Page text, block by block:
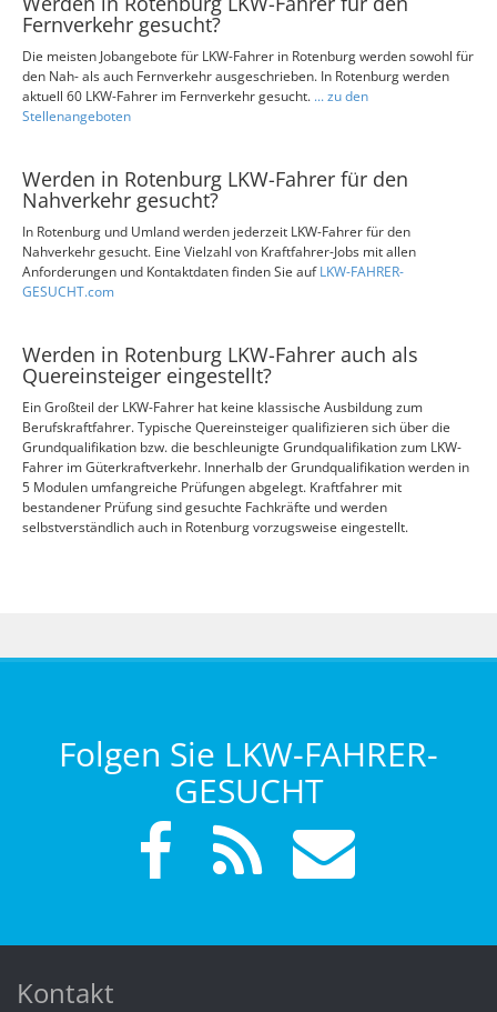
Fernverkehr gesucht?
Die meisten Jobangebote für LKW-Fahrer in Rotenburg werden sowohl für
den Nah- als auch Fernverkehr ausgeschrieben. In Rotenburg werden
aktuell 60 LKW-Fahrer im Fernverkehr gesucht. ... zu den
Stellenangeboten
Werden in Rotenburg LKW-Fahrer für den
Nahverkehr gesucht?
In Rotenburg und Umland werden jederzeit LKW-Fahrer für den
Nahverkehr gesucht. Eine Vielzahl von Kraftfahrer-Jobs mit allen
Anforderungen und Kontaktdaten finden Sie aufLKW-FAHRER-
GESUCHT.com
Werden in Rotenburg LKW-Fahrer auch als
Quereinsteiger eingestellt?
Ein Großteil der LKW-Fahrer hat keine klassische Ausbildung zum
Berufskraftfahrer. Typische Quereinsteiger qualifizieren sich über die
Grundqualifikation bzw. die beschleunigte Grundqualifikation zum LKW-
Fahrer im Güterkraftverkehr. Innerhalb der Grundqualifikation werden in
5 Modulen umfangreiche Prüfungen abgelegt. Kraftfahrer mit
bestandener Prüfung sind gesuchte Fachkräfte und werden
selbstverständlich auch in Rotenburg vorzugsweise eingestellt.
Folgen Sie LKW-FAHRER-
GESUCHT
Kontakt